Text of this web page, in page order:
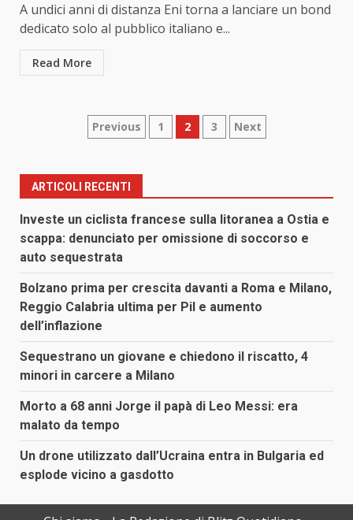
A undici anni di distanza Eni torna a lanciare un bond
dedicato solo al pubblico italiano e...
Read More
Paginazione
articoli
Previous 1 2 3 Next
ARTICOLI RECENTI
Investe un ciclista francese sulla litoranea a Ostia e
scappa: denunciato per omissione di soccorso e
auto sequestrata
Bolzano prima per crescita davanti a Roma e Milano,
Reggio Calabria ultima per Pil e aumento
dell’inflazione
Sequestrano un giovane e chiedono il riscatto, 4
minori in carcere a Milano
Morto a 68 anni Jorge il papà di Leo Messi: era
malato da tempo
Un drone utilizzato dall’Ucraina entra in Bulgaria ed
esplode vicino a gasdotto